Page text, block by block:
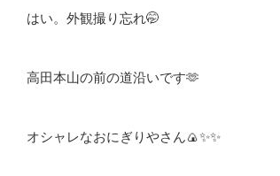
はい。外観撮り忘れ🤭
高田本山の前の道沿いです🫶
オシャレなおにぎりやさん🍙✨✨